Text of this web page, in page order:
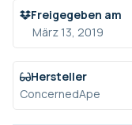
Freigegeben am
März 13, 2019
Hersteller
ConcernedApe